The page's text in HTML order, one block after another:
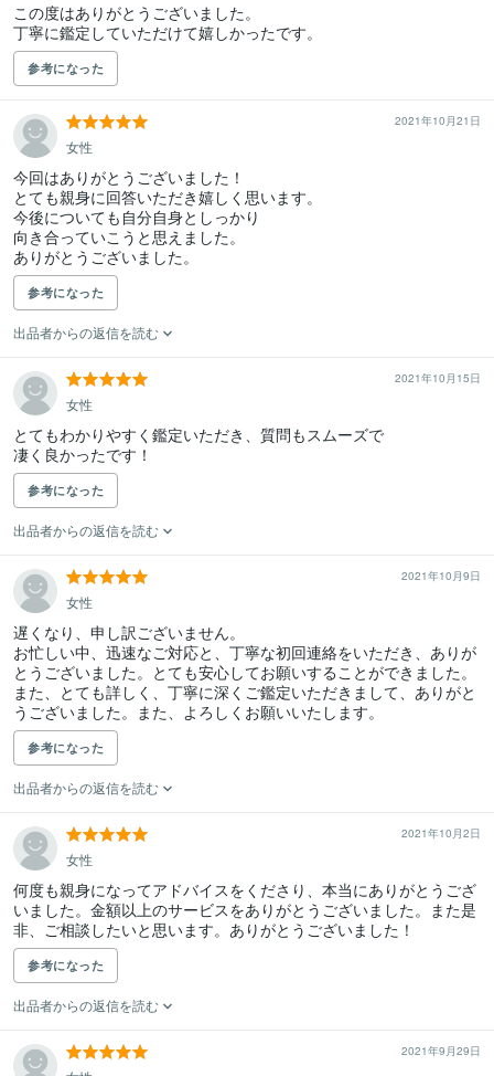
この度はありがとうございました。
丁寧に鑑定していただけて嬉しかったです。
参考になった
2021年10月21日
女性
今回はありがとうございました！
とても親身に回答いただき嬉しく思います。
今後についても自分自身としっかり
向き合っていこうと思えました。
ありがとうございました。
参考になった
出品者からの返信を読む
2021年10月15日
女性
とてもわかりやすく鑑定いただき、質問もスムーズで
凄く良かったです！
参考になった
出品者からの返信を読む
2021年10月9日
女性
遅くなり、申し訳ございません。
お忙しい中、迅速なご対応と、丁寧な初回連絡をいただき、ありが
とうございました。とても安心してお願いすることができました。
また、とても詳しく、丁寧に深くご鑑定いただきまして、ありがと
うございました。また、よろしくお願いいたします。
参考になった
出品者からの返信を読む
2021年10月2日
女性
何度も親身になってアドバイスをくださり、本当にありがとうござ
いました。金額以上のサービスをありがとうございました。また是
非、ご相談したいと思います。ありがとうございました！
参考になった
出品者からの返信を読む
2021年9月29日